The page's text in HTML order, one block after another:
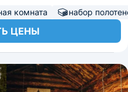
комната набор
ЦЕНЫ